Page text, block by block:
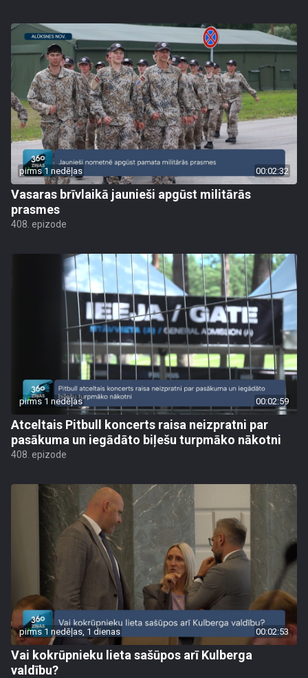
pirms 1 nedēļas 00:02:32
Vasaras brīvlaikā jaunieši apgūst militārās
prasmes
408. epizode
pirms 1 nedēļas 00:02:59
Atceltais Pitbull koncerts raisa neizpratni par
pasākuma un iegādāto biļešu turpmāko nākotni
408. epizode
pirms 1 nedēļas, 1 dienas 00:02:53
Vai kokrūpnieku lieta sašūpos arī Kulberga
valdību?